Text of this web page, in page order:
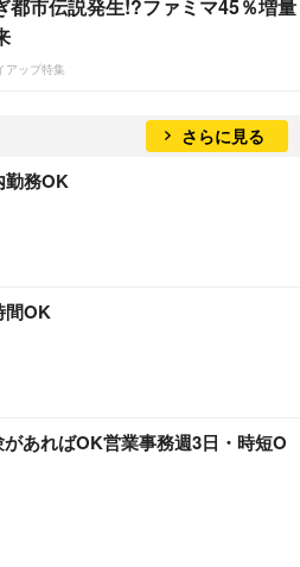
都市伝説発生!?ファミマ45％増量
アップ特集
さらに見る
勤務OK
間OK
あればOK営業事務週3日・時短O